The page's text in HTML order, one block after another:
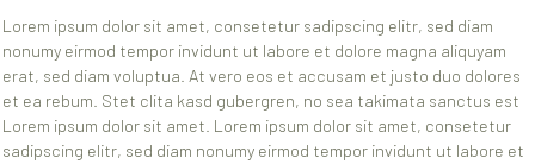
Lorem ipsum dolor sit amet, consetetur sadipscing elitr, sed diam
nonumy eirmod tempor invidunt ut labore et dolore magna aliquyam
erat, sed diam voluptua. At vero eos et accusam et justo duo dolores
et ea rebum. Stet clita kasd gubergren, no sea takimata sanctus est
Lorem ipsum dolor sit amet. Lorem ipsum dolor sit amet, consetetur
sadipscing elitr, sed diam nonumy eirmod tempor invidunt ut labore et